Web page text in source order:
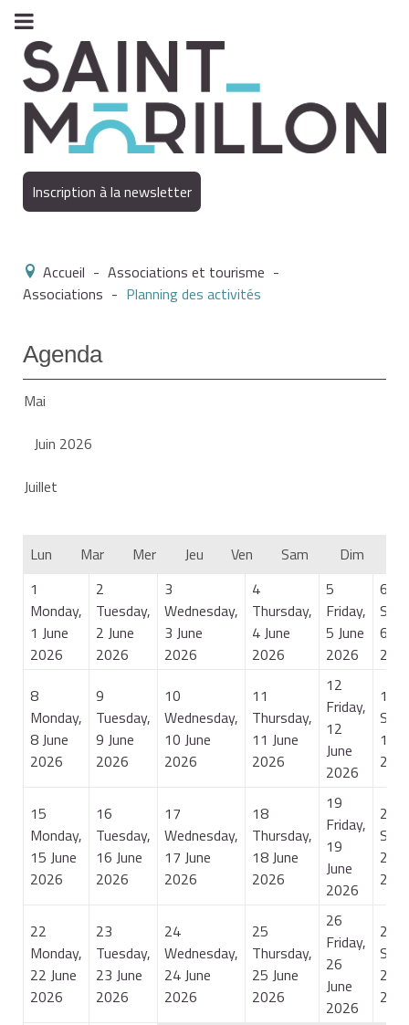
Inscription à la newsletter
Accueil - Associations et tourisme -
Associations - Planning des activités
Agenda
Mai
Juin 2026
Juillet
Lun Mar Mer Jeu Ven Sam
Dim
1
Monday,
1 June
2026
2
Tuesday,
2 June
2026
3
Wednesday,
3 June
2026
4
Thursday,
4 June
2026
5
Friday,
5 June
2026
6
6
8
Monday,
8 June
2026
9
Tuesday,
9 June
2026
10
Wednesday,
10 June
2026
11
Thursday,
11 June
2026
12
Friday,
12
June
2026
13
13
15
Monday,
15 June
2026
16
Tuesday,
16 June
2026
17
Wednesday,
17 June
2026
18
Thursday,
18 June
2026
19
Friday,
19
June
2026
20
20
22
Monday,
22 June
2026
23
Tuesday,
23 June
2026
24
Wednesday,
24 June
2026
25
Thursday,
25 June
2026
26
Friday,
26
June
2026
27
27